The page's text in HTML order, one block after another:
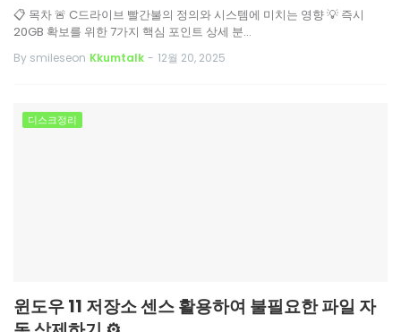
📋 목차 🚨 C드라이브 빨간불의 정의와 시스템에 미치는 영향 💡 즉시
20GB 확보를 위한 7가지 핵심 포인트 상세 분…
By smileseon Kkumtalk - 12월 20, 2025
디스크정리
윈도우 11 저장소 센스 활용하여 불필요한 파일 자